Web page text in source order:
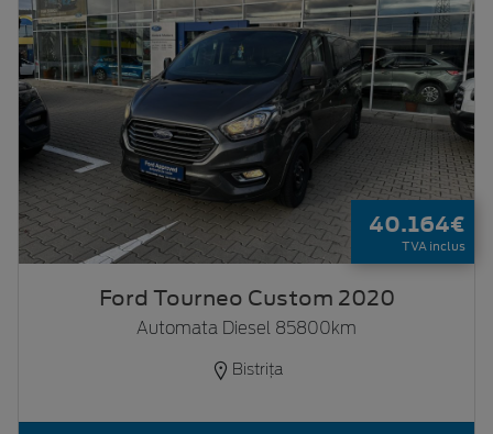
40.164€
TVA inclus
Ford Tourneo Custom 2020
Automata Diesel 85800km
Bistrița